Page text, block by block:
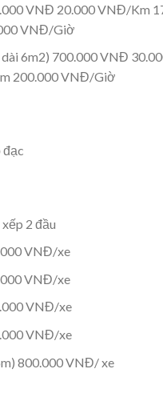
VNĐ 20.000 VNĐ/Km
VNĐ/Giờ
dài 6m2) 700.000 VNĐ
200.000 VNĐ/Giờ
đạc
2 đầu
VNĐ/xe
VNĐ/xe
VNĐ/xe
VNĐ/xe
800.000 VNĐ/ xe